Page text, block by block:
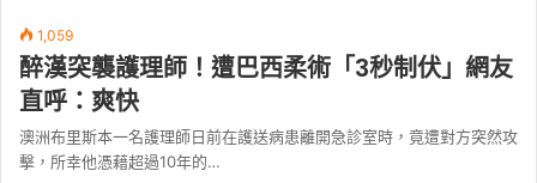
1,059
醉漢突襲護理師！遭巴西柔術「3秒制伏」網友
直呼：爽快
澳洲布里斯本一名護理師日前在護送病患離開急診室時，竟遭對方突然攻
擊，所幸他憑藉超過10年的…